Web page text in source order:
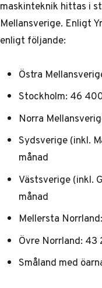
maskinteknik hittas i
Mellansverige. Enligt
enligt följande:
Östra
Stockholm: 46
Norra
Sydsverige (inkl.
månad
Västsverige (inkl.
månad
Mellersta
Övre Norrland: 43
Småland med